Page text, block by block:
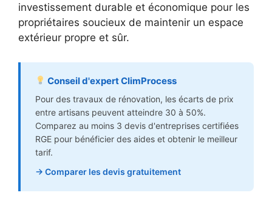
investissement durable et économique pour les
propriétaires soucieux de maintenir un espace
extérieur propre et sûr.
Conseil d'expert ClimProcess
Pour des travaux de rénovation, les écarts de prix
entre artisans peuvent atteindre 30 à 50%.
Comparez au moins 3 devis d'entreprises certifiées
RGE pour bénéficier des aides et obtenir le meilleur
tarif.
→ Comparer les devis gratuitement